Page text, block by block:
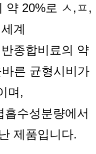
약 20%로 ㅅ,ㅍ,
계
종합비료의 약
른 균형시비가
며,
수성분량에서
제품입니다.